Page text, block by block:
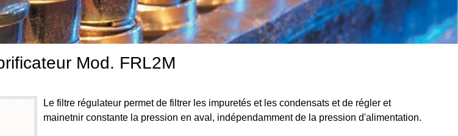
Mod. FRL2M
Le filtre régulateur permet de filtrer les impuretés et les condensats et de régler et
mainetnir constante la pression en aval, indépendamment de la pression d'alimentation.